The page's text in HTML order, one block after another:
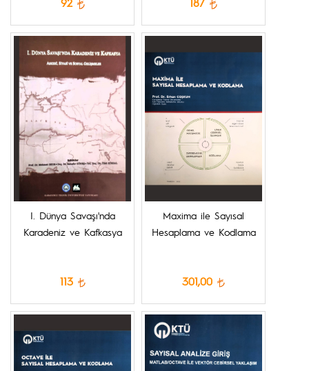
I. Dünya Savaşı'nda
Karadeniz ve Kafkasya
113
Maxima ile Sayısal
Hesaplama ve Kodlama
301,00